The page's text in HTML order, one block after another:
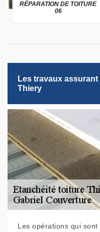
RÉPARATION DE TOITURE
06
Les travaux
Thiery
Les opérations qui